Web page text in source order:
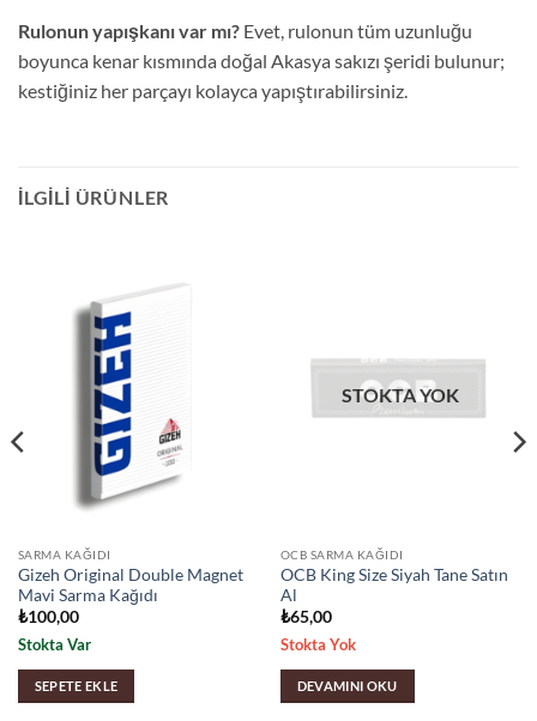
Rulonun yapışkanı var mı? Evet, rulonun tüm uzunluğu
boyunca kenar kısmında doğal Akasya sakızı şeridi bulunur;
kestiğiniz her parçayı kolayca yapıştırabilirsiniz.
İLGILI ÜRÜNLER
SARMA KAĞIDI
Gizeh Original Double Magnet
Mavi Sarma Kağıdı
₺100,00
Stokta Var
SEPETE EKLE
STOKTA YOK
OCB SARMA KAĞIDI
OCB King Size Siyah Tane Satın
Al
₺65,00
Stokta Yok
DEVAMINI OKU